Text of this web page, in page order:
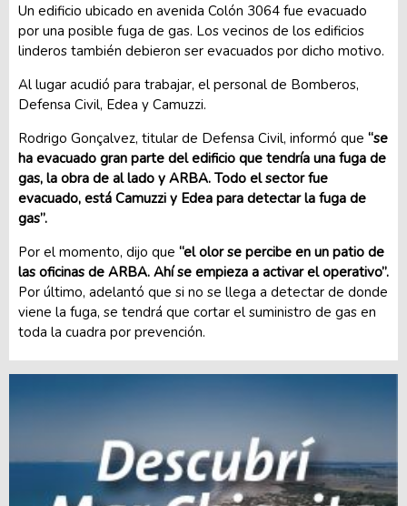
Un edificio ubicado en avenida Colón 3064 fue evacuado
por una posible fuga de gas. Los vecinos de los edificios
linderos también debieron ser evacuados por dicho motivo.
Al lugar acudió para trabajar, el personal de Bomberos,
Defensa Civil, Edea y Camuzzi.
Rodrigo Gonçalvez, titular de Defensa Civil, informó que “se
ha evacuado gran parte del edificio que tendría una fuga de
gas, la obra de al lado y ARBA. Todo el sector fue
evacuado, está Camuzzi y Edea para detectar la fuga de
gas”.
Por el momento, dijo que “el olor se percibe en un patio de
las oficinas de ARBA. Ahí se empieza a activar el operativo”.
Por último, adelantó que si no se llega a detectar de donde
viene la fuga, se tendrá que cortar el suministro de gas en
toda la cuadra por prevención.